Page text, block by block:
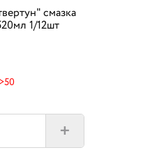
смазка
1/12шт
>50
+